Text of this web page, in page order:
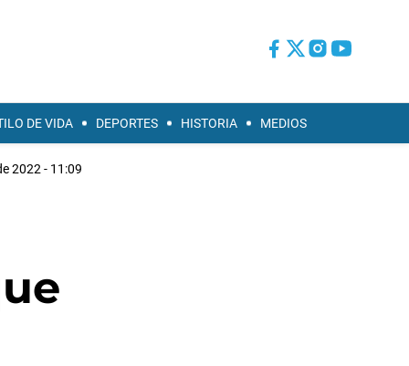
DE VIDA DEPORTES HISTORIA MEDIOS
2022 - 11:09